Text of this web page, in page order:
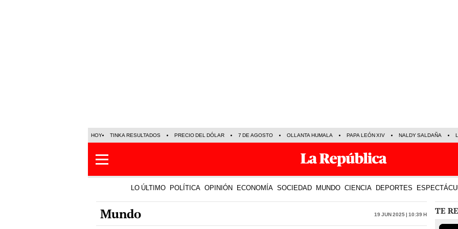
HOY TINKA RESULTADOS PRECIO DEL DÓLAR 7 DE AGOSTO OLLANTA HUMALA PAPA LEÓN XIV NALDY SALDAÑA
LO ÚLTIMO POLÍTICA OPINIÓN ECONOMÍA SOCIEDAD MUNDO CIENCIA DEPORTES
Mundo 19 Jun 2025 | 10:39 h TE